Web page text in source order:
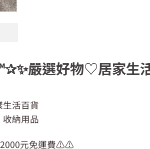
嚴選好物♡居家生
活百貨
納用品
元免運費⚠️⚠️